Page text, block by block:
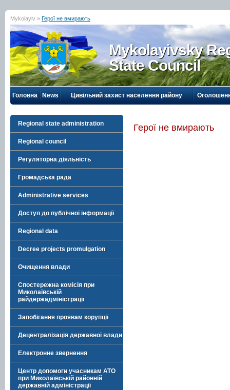
Mykolayiv » Герої не вмирають
Mykolayivsky
State Council
Головна News Цивільний захист населення району
Regional state administration
Regional council
Регуляторна діяльність
Громадська рада
Administrative services
Доступ до публічної інформації
Regional data
Decree projects promulgation
Очищення влади
Спостережна комісія при
Миколаївській
райдержадміністрації
Запобігання проявам корупції
Децентралізація державної влади
Електронне звернення
Центр допомоги учасникам АТО
при Миколаївській районній
державній адміністрації
Герої не вмирають